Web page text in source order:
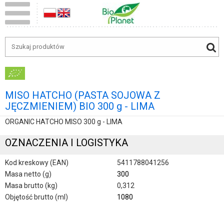
MISO HATCHO (PASTA SOJOWA Z
JĘCZMIENIEM) BIO 300 g - LIMA
ORGANIC HATCHO MISO 300 g - LIMA
OZNACZENIA I LOGISTYKA
Kod kreskowy (EAN)
5411788041256
Masa netto (g)
300
Masa brutto (kg)
0,312
Objętość brutto (ml)
1080